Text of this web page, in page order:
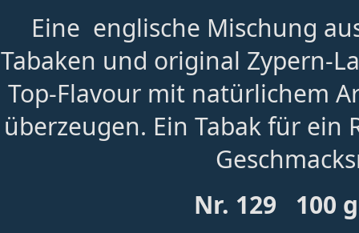
Eine englische Mischung
Tabaken und original Zypern-
Top-Flavour mit natürlichem
überzeugen. Ein Tabak für
Nr. 129 100